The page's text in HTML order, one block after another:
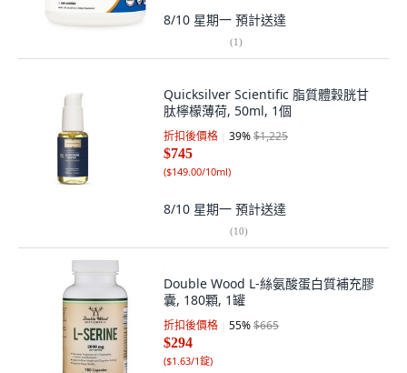
8/10 星期一 預計送達
(1)
Quicksilver Scientific 脂質體穀胱甘
肽檸檬薄荷, 50ml, 1個
折扣後價格 39%$1,225
$745
($149.00/10ml)
8/10 星期一 預計送達
(10)
Double Wood L-絲氨酸蛋白質補充膠
囊, 180顆, 1罐
折扣後價格 55%$665
$294
($1.63/1錠)